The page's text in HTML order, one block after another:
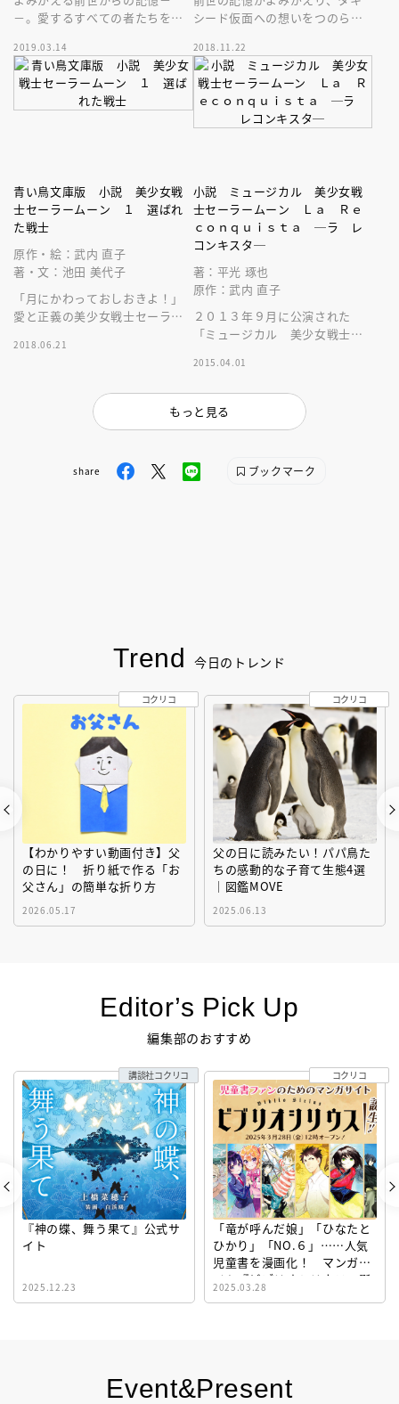
－。愛するすべての者たちを守
たちとともに聖なる戦いに挑
む！
2019.03.14
シード仮面への想いをつのらせ
ちの前に、悪の手先があらわれ
る－－。
2018.11.22
青い鳥文庫版 小説 美少女戦
士セーラームーン １ 選ばれ
た戦士
原作・絵：武内 直子
著・文：池田 美代子
「月にかわっておしおきよ！」
愛と正義の美少女戦士セーラー
て愛される大ヒット漫画を完全
2018.06.21
小説 ミュージカル 美少女戦
士セーラームーン Ｌａ Ｒｅ
ｃｏｎｑｕｉｓｔａ ─ラ レ
コンキスタ─
著：平光 琢也
原作：武内 直子
２０１３年９月に公演された
「ミュージカル 美少女戦士セ
ｎｑｕｉｓｔａ」の小説です。
2015.04.01
もっと見る
share ブックマーク
Event&Present
Trend 今日のトレンド
【わかりやすい動画付き】父
の日に！ 折り紙で作る「お
父さん」の簡単な折り方
2026.05.17
コクリコ
父の日に読みたい！パパ鳥た
ちの感動的な子育て生態4選
｜図鑑MOVE
2025.06.13
コクリコ
Editor’s Pick Up
編集部のおすすめ
『神の蝶、舞う果て』公式サ
イト
2025.12.23
講談社コクリコ
「竜が呼んだ娘」「ひなたと
ひかり」「NO.６」……人気
児童書を漫画化！ マンガサ
イト『ビブリオシリウス』誕
生！
2025.03.28
コクリコ